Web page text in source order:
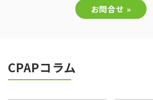
お問合せ »
CPAPコラム